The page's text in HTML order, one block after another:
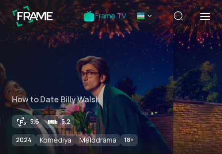
Frame TV
How to Date Billy Walsh
5.6 5.2
2024 Komediya Melodrama 18+